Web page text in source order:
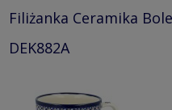
Filiżanka Ceramika
DEK882A